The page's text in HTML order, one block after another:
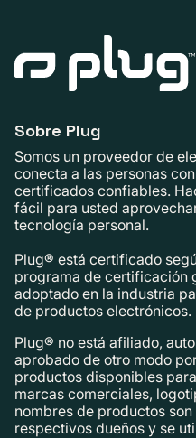
Sobre Plug
Somos un proveedor de
conecta a las personas
certificados confiables.
fácil para usted
tecnología personal.
Plug® está certificado
programa de certificación
adoptado en la industria
de productos electrónicos.
Plug® no está afiliado,
aprobado de otro modo
productos disponibles
marcas comerciales,
nombres de productos
respectivos dueños y se